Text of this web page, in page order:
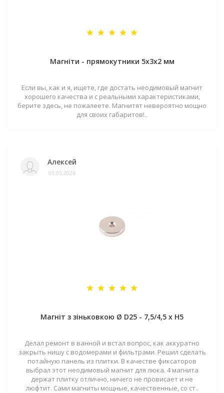
Магніти - прямокутники 5x3x2 мм
Если вы, как и я, ищете, где достать неодимовый магнит
хорошего качества и с реальными характеристиками,
берите здесь, не пожалеете. Магнитят невероятно мощно
для своих габаритов!..
Алексей
03.05.2026
Магніт з зіньковкою Ø D25 - 7,5/4,5 х H5
Делал ремонт в ванной и встал вопрос, как аккуратно
закрыть нишу с водомерами и фильтрами. Решил сделать
потайную панель из плитки. В качестве фиксаторов
выбрал этот неодимовый магнит для люка. 4 магнита
держат плитку отлично, ничего не провисает и не
люфтит. Сами магниты мощные, качественные, со ст..